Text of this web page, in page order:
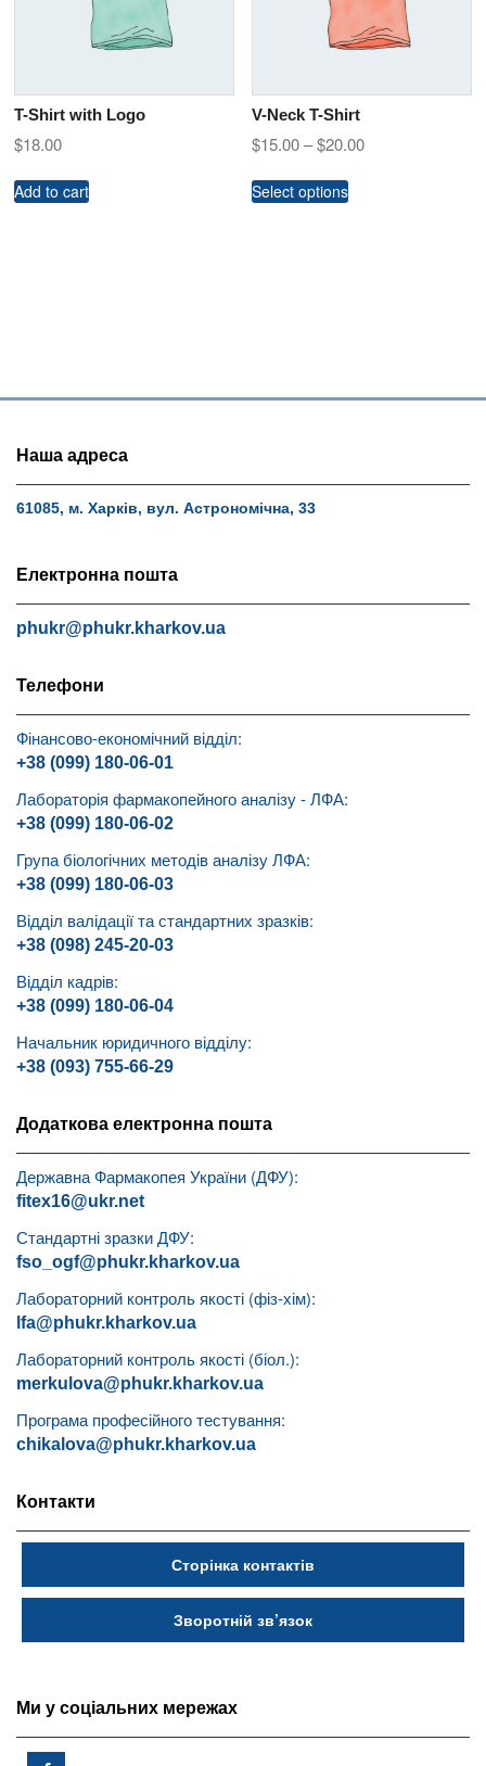
T-Shirt with Logo
$18.00
Add to cart
V-Neck T-Shirt
$15.00–$20.00
Select options
Наша адреса
61085, м. Харків, вул. Астрономічна, 33
Електронна пошта
phukr@phukr.kharkov.ua
Телефони
Фінансово-економічний відділ:
+38 (099) 180-06-01
Лабораторія фармакопейного аналізу - ЛФА:
+38 (099) 180-06-02
Група біологічних методів аналізу ЛФА:
+38 (099) 180-06-03
Відділ валідації та стандартних зразків:
+38 (098) 245-20-03
Відділ кадрів:
+38 (099) 180-06-04
Начальник юридичного відділу:
+38 (093) 755-66-29
Додаткова електронна пошта
Державна Фармакопея України (ДФУ):
fitex16@ukr.net
Стандартні зразки ДФУ:
fso_ogf@phukr.kharkov.ua
Лабораторний контроль якості (фіз-хім):
lfa@phukr.kharkov.ua
Лабораторний контроль якості (біол.):
merkulova@phukr.kharkov.ua
Програма професійного тестування:
chikalova@phukr.kharkov.ua
Контакти
Сторінка контактів
Зворотній зв’язок
Ми у соціальних мережах